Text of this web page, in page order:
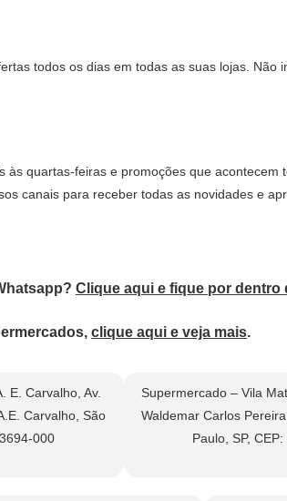
todos os dias em todas as suas lojas. Não
quartas-feiras e promoções que acontecem
canais para receber todas as novidades e
Clique aqui e fique por dentro
clique aqui e veja mais.
E. Carvalho, Av.
Carvalho, São
000
Supermercado – Vila
Waldemar Carlos
Paulo, SP,